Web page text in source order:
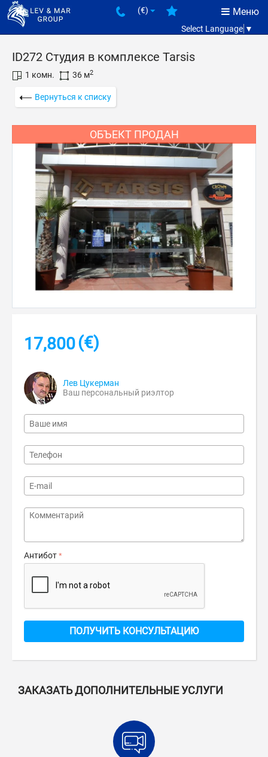
Меню
(€)
Select Language ▼
ID272 Студия в комплексе Таrsis
1 комн. 36 м2
Вернуться к списку
ОБЪЕКТ ПРОДАН
17,800(€)
Лев Цукерман
Ваш персональный риэлтор
Антибот
ПОЛУЧИТЬ КОНСУЛЬТАЦИЮ
ЗАКАЗАТЬ ДОПОЛНИТЕЛЬНЫЕ УСЛУГИ